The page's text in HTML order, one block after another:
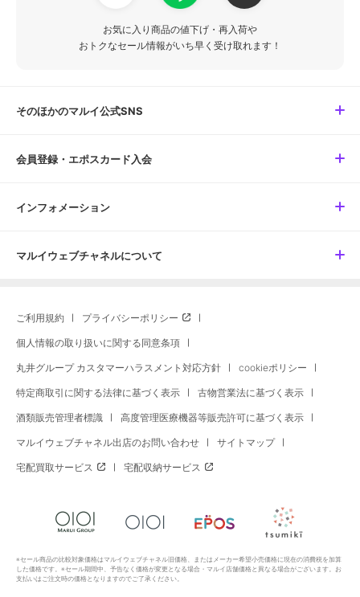
お気に入り商品の値下げ・再入荷や
おトクなセール情報がいち早く受け取れます！
そのほかのマルイ公式SNS
会員登録・エポスカード入会
インフォメーション
マルイウェブチャネルについて
ご利用規約 プライバシーポリシー
個人情報の取り扱いに関する同意条項
丸井グループ カスタマーハラスメント対応方針 cookieポリシー
特定商取引に関する法律に基づく表示 古物営業法に基づく表示
酒類販売管理者標識 高度管理医療機器等販売許可に基づく表示
マルイウェブチャネル出店のお問い合わせ サイトマップ
宅配買取サービス 宅配収納サービス
※セール商品の比較対象価格はマルイウェブチャネル旧価格、またはメーカー希望小売価格に現在の消費税を加算
した価格です。※セール期間中、予告なく価格が変更となる場合・マルイ店舗価格と異なる場合がございます。お
支払いはご注文時の価格となりますのでご了承ください。